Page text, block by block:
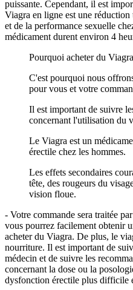
puissante. Cependant, il est
Viagra en ligne est une
et de la performance sexuelle
médicament durent environ 4
Pourquoi acheter du
C'est pourquoi nous
pour vous et votre
Il est important de suivre
concernant l'utilisation du
Le Viagra est un
érectile chez les hommes.
Les effets secondaires
tête, des rougeurs du
vision floue.
- Votre commande sera traitée
vous pourrez facilement obtenir
acheter du Viagra. De plus, le
nourriture. Il est important de
médecin et de suivre les
concernant la dose ou la
dysfonction érectile plus difficile